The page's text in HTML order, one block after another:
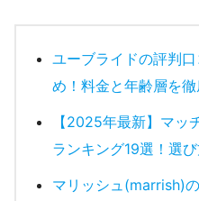
ユーブライドの評判
め！料金と年齢層を
【2025年最新】マッ
ランキング19選！選
マリッシュ(marrish)